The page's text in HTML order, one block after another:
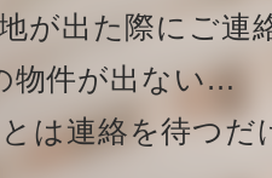
が出た際にご連
物件が出ない…
は連絡を待つだ